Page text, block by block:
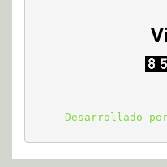
Desarrollado